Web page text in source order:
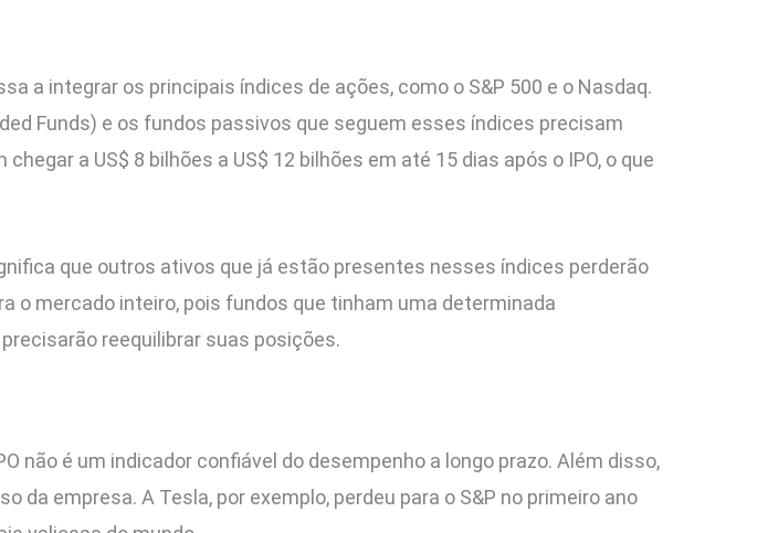
a integrar os principais índices de ações, como o S&P 500 e o Nasdaq.
Funds) e os fundos passivos que seguem esses índices precisam
a US$ 8 bilhões a US$ 12 bilhões em até 15 dias após o IPO, o que
que outros ativos que já estão presentes nesses índices perderão
o mercado inteiro, pois fundos que tinham uma determinada
reequilibrar suas posições.
não é um indicador confiável do desempenho a longo prazo. Além disso,
da empresa. A Tesla, por exemplo, perdeu para o S&P no primeiro ano